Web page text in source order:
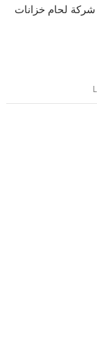
شركة لحام خزانات